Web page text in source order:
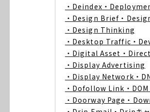
・Deindex ・
・Design Brief ・
・Design Thinking
・Desktop Traffic ・
・Digital Asset ・
・Display Advertising
・Display Network ・
・Dofollow Link ・DOM
・Doorway Page ・